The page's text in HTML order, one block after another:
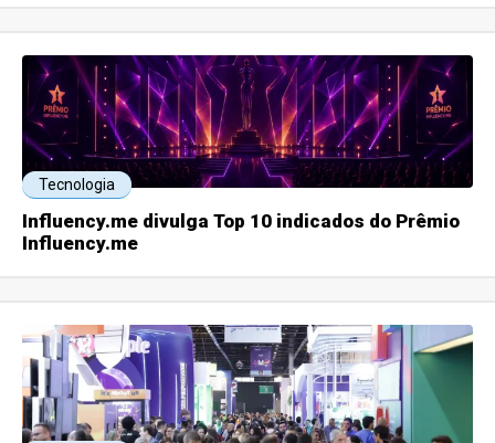
Tecnologia
Influency.me divulga Top 10 indicados do Prêmio
Influency.me